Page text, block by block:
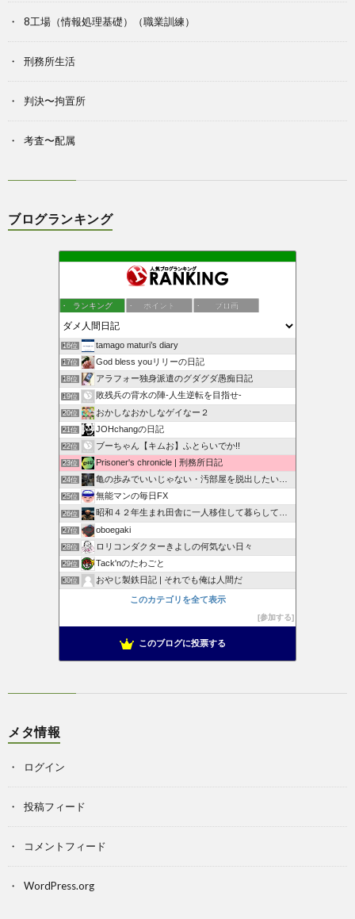
8工場（情報処理基礎）（職業訓練）
刑務所生活
判決〜拘置所
考査〜配属
ブログランキング
ランキング ポイント ブロ画
16位 tamago maturi’s diary
17位 God bless youリリーの日記
18位 アラフォー独身派遣のグダグダ愚痴日記
19位 敗残兵の背水の陣-人生逆転を目指せ-
20位 おかしなおかしなゲイなー２
21位 JOHchangの日記
22位 ブーちゃん【キムお】ふとらいでか!!
23位 Prisoner's chronicle | 刑務所日記
24位 亀の歩みでいいじゃない・汚部屋を脱出したいんだ
25位 無能マンの毎日FX
26位 昭和４２年生まれ田舎に一人移住して暮らしている人のブログ
27位 oboegaki
28位 ロリコンダクターきよしの何気ない日々
29位 Tack'nのたわごと
30位 おやじ製鉄日記 | それでも俺は人間だ
このカテゴリを全て表示
参加する
このブログに投票する
メタ情報
ログイン
投稿フィード
コメントフィード
WordPress.org